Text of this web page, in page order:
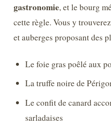
gastronomie, et le bourg
cette règle. Vous y
et auberges proposant des
Le foie gras poêlé aux
La truffe noire de
Le confit de canard
sarladaises